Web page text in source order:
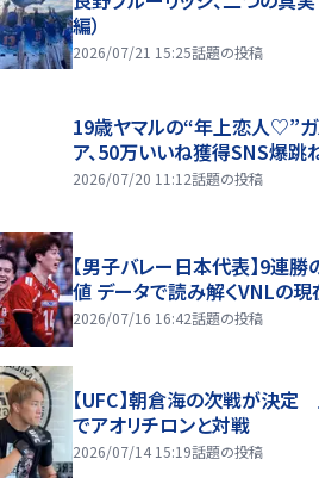
編）
2026/07/21 15:25話題の投稿
19歳ヤマルの“年上恋人♡”
ア、50万いいね獲得SNS爆跳
2026/07/20 11:12話題の投稿
【男子バレー日本代表】9連勝
値 データで読み解くVNLの現
2026/07/16 16:42話題の投稿
【UFC】朝倉海の次戦が決
でアオリチロンと対戦
2026/07/14 15:19話題の投稿